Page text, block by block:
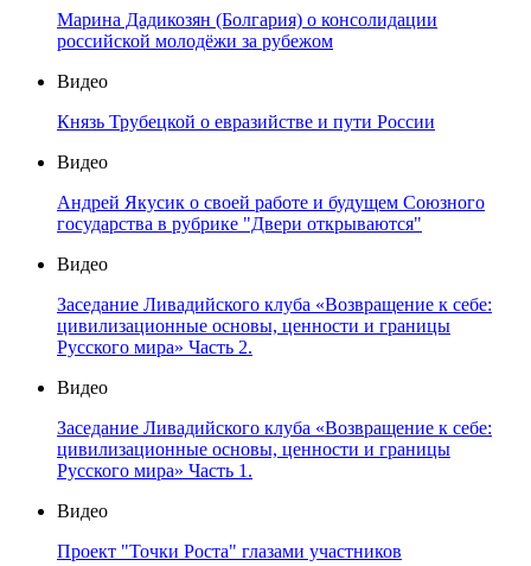
Марина Дадикозян (Болгария) о консолидации
российской молодёжи за рубежом
Видео
Князь Трубецкой о евразийстве и пути России
Видео
Андрей Якусик о своей работе и будущем Союзного
государства в рубрике "Двери открываются"
Видео
Заседание Ливадийского клуба «Возвращение к себе:
цивилизационные основы, ценности и границы
Русского мира» Часть 2.
Видео
Заседание Ливадийского клуба «Возвращение к себе:
цивилизационные основы, ценности и границы
Русского мира» Часть 1.
Видео
Проект "Точки Роста" глазами участников